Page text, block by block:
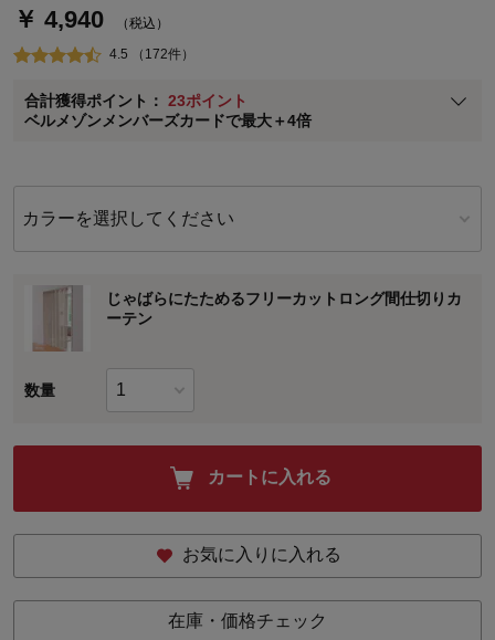
￥ 4,940 （税込）
4.5 （172件）
合計獲得ポイント： 23ポイント
ベルメゾンメンバーズカードで最大＋4倍
通常商品送料無料 返品引取無料（JCBのみ）
即時入会なら更に500円OFFクーポンプレゼント
※メンバーズカードの加算ポイントはステージ倍率適用前の基本ポイント
に対して適用されます。
カラーを選択してください
じゃばらにたためるフリーカットロング間仕切りカ
ーテン
数量
カートに入れる
お気に入りに入れる
在庫・価格チェック